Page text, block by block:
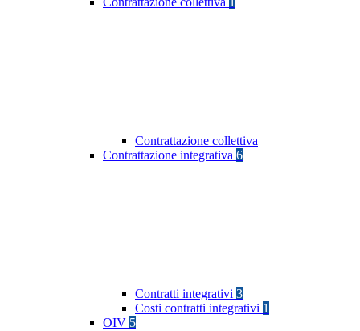
Contrattazione collettiva
Contrattazione integrativa 6
Contratti integrativi 3
Costi contratti integrativi 1
OIV 5